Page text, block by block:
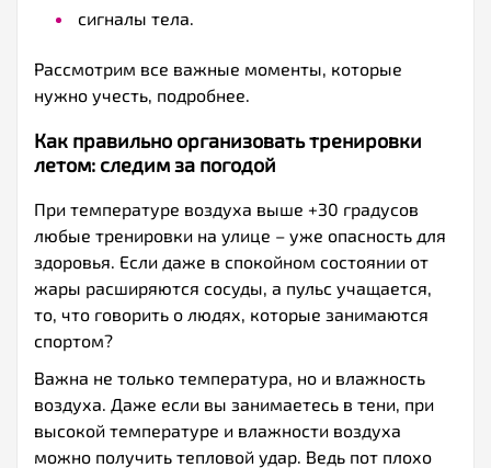
сигналы тела.
Рассмотрим все важные моменты, которые
нужно учесть, подробнее.
Как правильно организовать тренировки
летом: следим за погодой
При температуре воздуха выше +30 градусов
любые тренировки на улице – уже опасность для
здоровья. Если даже в спокойном состоянии от
жары расширяются сосуды, а пульс учащается,
то, что говорить о людях, которые занимаются
спортом?
Важна не только температура, но и влажность
воздуха. Даже если вы занимаетесь в тени, при
высокой температуре и влажности воздуха
можно получить тепловой удар. Ведь пот плохо